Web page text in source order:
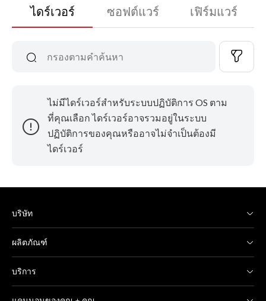
ไดร์เวอร์ ซอฟต์แวร์ เฟิร์มแวร์
ไม่มีไดร์เวอร์สำหรับระบบปฏิบัติการ OS ตาม
ที่คุณเลือก ไดร์เวอร์อาจรวมอยู่ในระบบ
ปฏิบัติการของคุณหรืออาจไม่จำเป็นต้องมี
ไดร์เวอร์
บริษัท
ผลิตภัณฑ์
บริการ